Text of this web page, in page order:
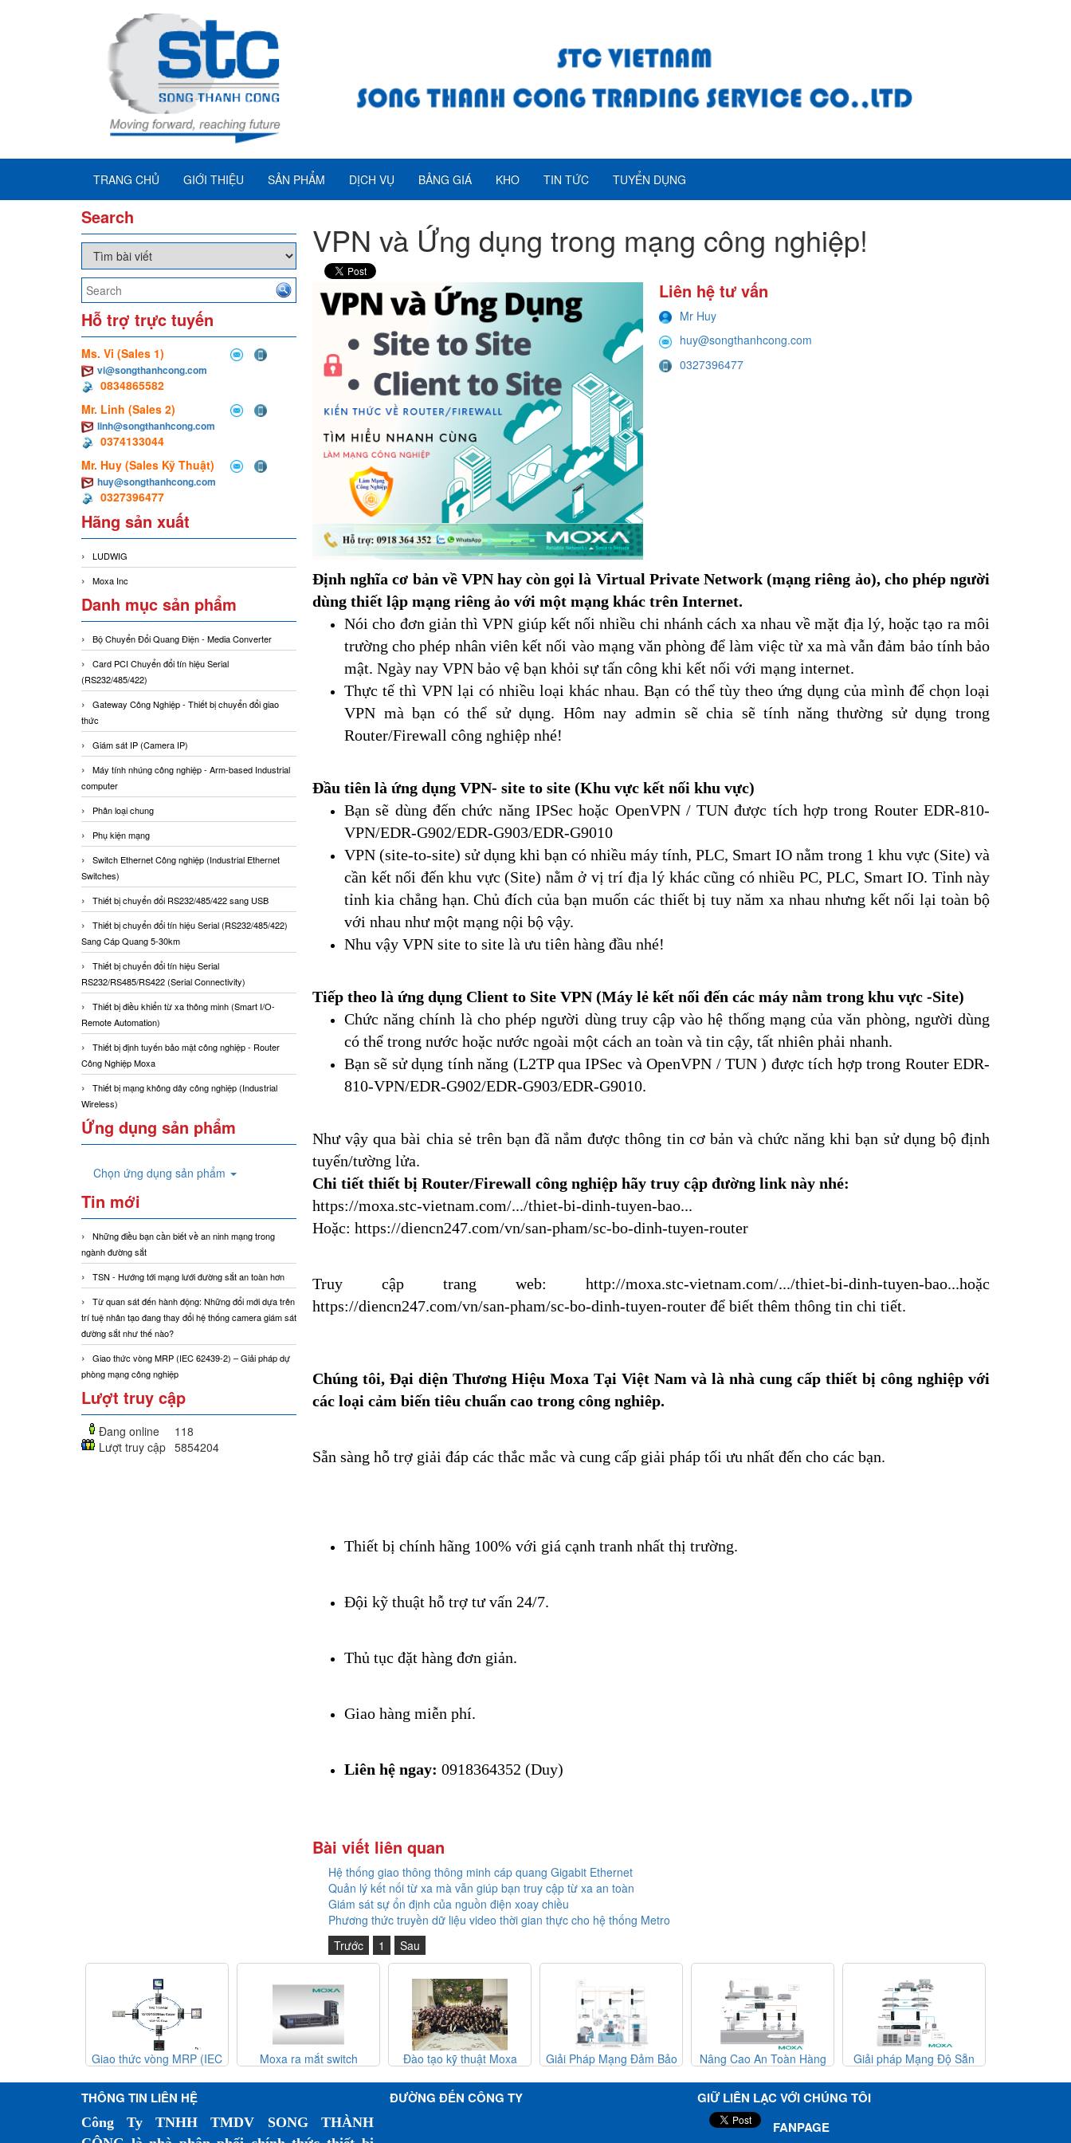
TRANG CHỦ GIỚI THIỆU SẢN PHẨM DỊCH VỤ BẢNG GIÁ KHO TIN TỨC TUYỂN DỤNG
Search
Hỗ trợ trực tuyến
Ms. Vi (Sales 1)
vi@songthanhcong.com
0834865582
Mr. Linh (Sales 2)
linh@songthanhcong.com
0374133044
Mr. Huy (Sales Kỹ Thuật)
huy@songthanhcong.com
0327396477
Hãng sản xuất
LUDWIG
Moxa Inc
Danh mục sản phẩm
Bộ Chuyển Đổi Quang Điện - Media Converter
Card PCI Chuyển đổi tín hiệu Serial
(RS232/485/422)
Gateway Công Nghiệp - Thiết bị chuyển đổi giao
thức
Giám sát IP (Camera IP)
Máy tính nhúng công nghiệp - Arm-based Industrial
computer
Phân loại chung
Phụ kiện mạng
Switch Ethernet Công nghiệp (Industrial Ethernet
Switches)
Thiết bị chuyển đổi RS232/485/422 sang USB
Thiết bị chuyển đổi tín hiệu Serial (RS232/485/422)
Sang Cáp Quang 5-30km
Thiết bị chuyển đổi tín hiệu Serial
RS232/RS485/RS422 (Serial Connectivity)
Thiết bị điều khiển từ xa thông minh (Smart I/O-
Remote Automation)
Thiết bị định tuyến bảo mật công nghiệp - Router
Công Nghiệp Moxa
Thiết bị mạng không dây công nghiệp (Industrial
Wireless)
Ứng dụng sản phẩm
Chọn ứng dụng sản phẩm
Tin mới
Những điều bạn cần biết về an ninh mạng trong
ngành đường sắt
TSN - Hướng tới mạng lưới đường sắt an toàn hơn
Từ quan sát đến hành động: Những đổi mới dựa trên
trí tuệ nhân tạo đang thay đổi hệ thống camera giám sát
đường sắt như thế nào?
Giao thức vòng MRP (IEC 62439-2) – Giải pháp dự
phòng mạng công nghiệp
Lượt truy cập
Đang online
118
Lượt truy cập 5854204
VPN và Ứng dụng trong mạng công nghiệp!
Liên hệ tư vấn
Mr Huy
huy@songthanhcong.com
0327396477
Định nghĩa cơ bản về VPN hay còn gọi là Virtual Private Network (mạng riêng ảo), cho phép người
dùng thiết lập mạng riêng ảo với một mạng khác trên Internet.
Nói cho đơn giản thì VPN giúp kết nối nhiều chi nhánh cách xa nhau về mặt địa lý, hoặc tạo ra môi
trường cho phép nhân viên kết nối vào mạng văn phòng để làm việc từ xa mà vẫn đảm bảo tính bảo
mật. Ngày nay VPN bảo vệ bạn khỏi sự tấn công khi kết nối với mạng internet.
Thực tế thì VPN lại có nhiều loại khác nhau. Bạn có thể tùy theo ứng dụng của mình để chọn loại
VPN mà bạn có thể sử dụng. Hôm nay admin sẽ chia sẽ tính năng thường sử dụng trong
Router/Firewall công nghiệp nhé!
Đầu tiên là ứng dụng VPN- site to site (Khu vực kết nối khu vực)
Bạn sẽ dùng đến chức năng IPSec hoặc OpenVPN / TUN được tích hợp trong Router EDR-810-
VPN/EDR-G902/EDR-G903/EDR-G9010
VPN (site-to-site) sử dụng khi bạn có nhiều máy tính, PLC, Smart IO nằm trong 1 khu vực (Site) và
cần kết nối đến khu vực (Site) nằm ở vị trí địa lý khác cũng có nhiều PC, PLC, Smart IO. Tỉnh này
tỉnh kia chẳng hạn. Chủ đích của bạn muốn các thiết bị tuy năm xa nhau nhưng kết nối lại toàn bộ
với nhau như một mạng nội bộ vậy.
Nhu vậy VPN site to site là ưu tiên hàng đầu nhé!
Tiếp theo là ứng dụng Client to Site VPN (Máy lẻ kết nối đến các máy nằm trong khu vực -Site)
Chức năng chính là cho phép người dùng truy cập vào hệ thống mạng của văn phòng, người dùng
có thể trong nước hoặc nước ngoài một cách an toàn và tin cậy, tất nhiên phải nhanh.
Bạn sẽ sử dụng tính năng (L2TP qua IPSec và OpenVPN / TUN ) được tích hợp trong Router EDR-
810-VPN/EDR-G902/EDR-G903/EDR-G9010.
Như vậy qua bài chia sẻ trên bạn đã nắm được thông tin cơ bản và chức năng khi bạn sử dụng bộ định
tuyến/tường lửa.
Chi tiết thiết bị Router/Firewall công nghiệp hãy truy cập đường link này nhé:
https://moxa.stc-vietnam.com/.../thiet-bi-dinh-tuyen-bao...
Hoặc: https://diencn247.com/vn/san-pham/sc-bo-dinh-tuyen-router
Truy cập trang web: http://moxa.stc-vietnam.com/.../thiet-bi-dinh-tuyen-bao...
https://diencn247.com/vn/san-pham/sc-bo-dinh-tuyen-router để biết thêm thông tin chi tiết.
Chúng tôi, Đại diện Thương Hiệu Moxa Tại Việt Nam và là nhà cung cấp thiết bị công nghiệp với
các loại cảm biến tiêu chuẩn cao trong công nghiêp.
Sẵn sàng hỗ trợ giải đáp các thắc mắc và cung cấp giải pháp tối ưu nhất đến cho các bạn.
Thiết bị chính hãng 100% với giá cạnh tranh nhất thị trường.​
Đội kỹ thuật hỗ trợ tư vấn 24/7.
Thủ tục đặt hàng đơn giản.
Giao hàng miễn phí.
Liên hệ ngay: 0918364352 (Duy)
Bài viết liên quan
Hệ thống giao thông thông minh cáp quang Gigabit Ethernet
Quản lý kết nối từ xa mà vẫn giúp bạn truy cập từ xa an toàn
Giám sát sự ổn định của nguồn điện xoay chiều
Phương thức truyền dữ liệu video thời gian thực cho hệ thống Metro
Trước
1 Sau
Giao thức vòng MRP (IEC
phòng mạng công nghiệp
Moxa ra mắt switch
Đào tạo kỹ thuật Moxa
Nam
Giải Pháp Mạng Đảm Bảo
Nâng Cao An Toàn Hàng
Hiện Chim Đáng Tin Cậy
Giải pháp Mạng Độ Sẵn
THÔNG TIN LIÊN HỆ
Công Ty TNHH TMDV SONG THÀNH
ĐƯỜNG ĐẾN CÔNG TY
GIỮ LIÊN LẠC VỚI CHÚNG TÔI
FANPAGE